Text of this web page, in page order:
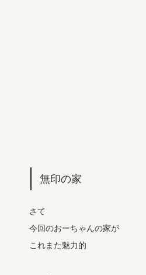
無印の家
さて
今回のおーちゃんの家が
これまた魅力的